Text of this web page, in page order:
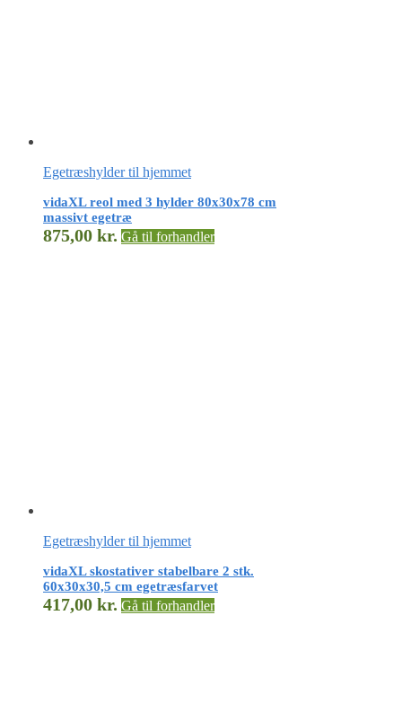
Egetræshylder til hjemmet
vidaXL reol med 3 hylder 80x30x78 cm
massivt egetræ
875,00 kr. Gå til forhandler
Egetræshylder til hjemmet
vidaXL skostativer stabelbare 2 stk.
60x30x30,5 cm egetræsfarvet
417,00 kr. Gå til forhandler